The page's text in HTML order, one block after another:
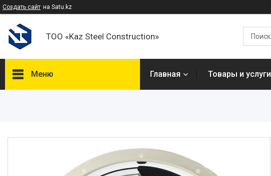
Создать сайт на Satu.kz
ТОО «Kaz Steel Construction»
Меню Главная Товары и услуги